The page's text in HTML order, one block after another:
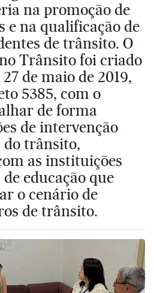
na promoção de
e na qualificação de
de trânsito. O
Trânsito foi criado
de maio de 2019,
5385, com o
de forma
de intervenção
trânsito,
as instituições
educação que
o cenário de
de trânsito.